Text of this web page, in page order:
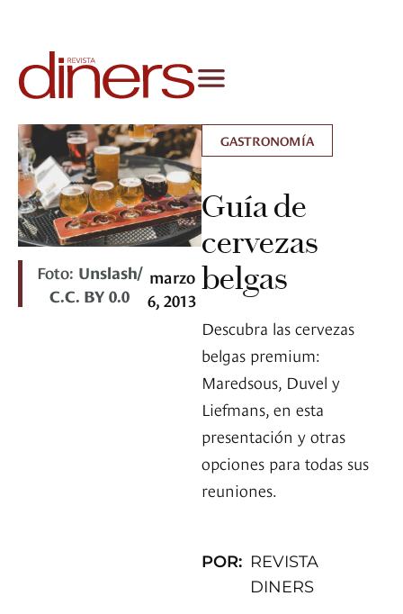
Foto: Unslash/
C.C. BY 0.0
marzo
6, 2013
GASTRONOMÍA
Guía de
cervezas
belgas
Descubra las cervezas
belgas premium:
Maredsous, Duvel y
Liefmans, en esta
presentación y otras
opciones para todas sus
reuniones.
POR: REVISTA
DINERS